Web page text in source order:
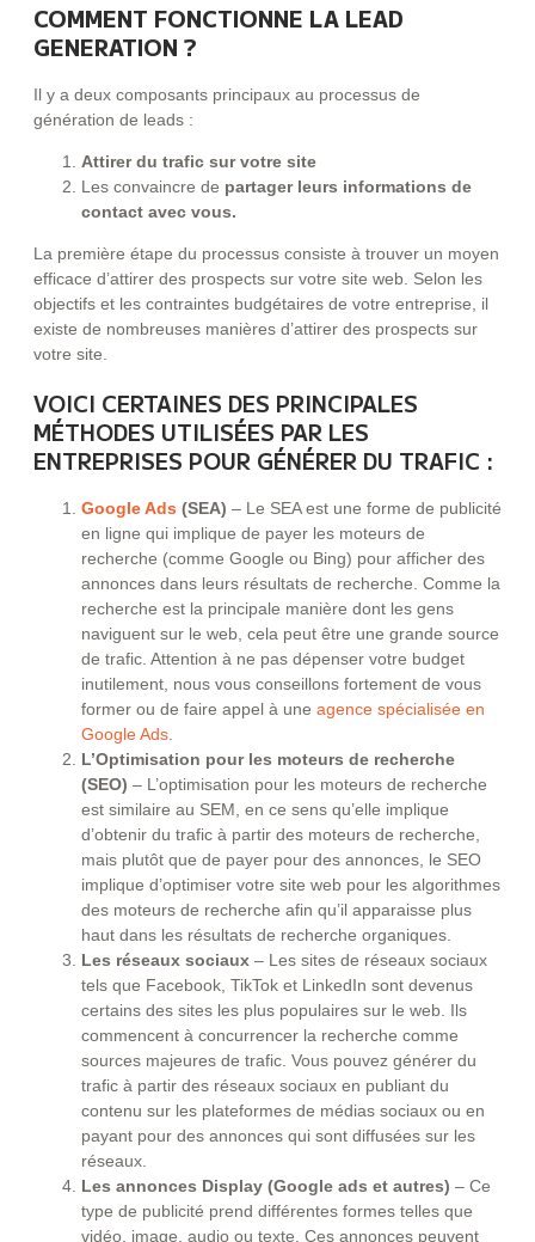
COMMENT FONCTIONNE LA LEAD
GENERATION ?
Il y a deux composants principaux au processus de
génération de leads :
Attirer du trafic sur votre site
Les convaincre de partager leurs informations de
contact avec vous.
La première étape du processus consiste à trouver un moyen
efficace d’attirer des prospects sur votre site web. Selon les
objectifs et les contraintes budgétaires de votre entreprise, il
existe de nombreuses manières d’attirer des prospects sur
votre site.
VOICI CERTAINES DES PRINCIPALES
MÉTHODES UTILISÉES PAR LES
ENTREPRISES POUR GÉNÉRER DU TRAFIC :
Google Ads (SEA) – Le SEA est une forme de publicité
en ligne qui implique de payer les moteurs de
recherche (comme Google ou Bing) pour afficher des
annonces dans leurs résultats de recherche. Comme la
recherche est la principale manière dont les gens
naviguent sur le web, cela peut être une grande source
de trafic. Attention à ne pas dépenser votre budget
inutilement, nous vous conseillons fortement de vous
former ou de faire appel à une agence spécialisée en
Google Ads
L’Optimisation pour les moteurs de recherche
(SEO) – L’optimisation pour les moteurs de recherche
est similaire au SEM, en ce sens qu’elle implique
d’obtenir du trafic à partir des moteurs de recherche,
mais plutôt que de payer pour des annonces, le SEO
implique d’optimiser votre site web pour les algorithmes
des moteurs de recherche afin qu’il apparaisse plus
haut dans les résultats de recherche organiques.
Les réseaux sociaux – Les sites de réseaux sociaux
tels que Facebook, TikTok et LinkedIn sont devenus
certains des sites les plus populaires sur le web. Ils
commencent à concurrencer la recherche comme
sources majeures de trafic. Vous pouvez générer du
trafic à partir des réseaux sociaux en publiant du
contenu sur les plateformes de médias sociaux ou en
payant pour des annonces qui sont diffusées sur les
réseaux.
Les annonces Display (Google ads et autres) – Ce
type de publicité prend différentes formes telles que
vidéo, image, audio ou texte. Ces annonces peuvent